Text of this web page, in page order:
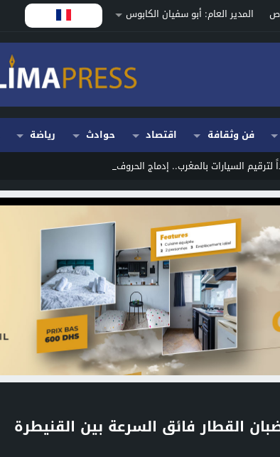
المدير العام: أبو سفيان الكابوس
فن وثقافة اقتصاد حوادث رياضة
السيارات بالمغرب.. إدماج الحروف اللاتينية_
القطار فائق السرعة بين القنيطرة